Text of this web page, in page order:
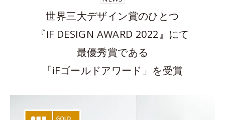
世界三大デザイン賞のひとつ
『iF DESIGN AWARD 2022』にて
最優秀賞である
「iFゴールドアワード」を受賞